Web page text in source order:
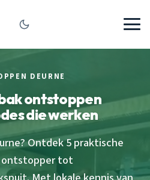
DEURNE
ontstoppen
die werken
Ontdek 5 praktische
ontstopper tot